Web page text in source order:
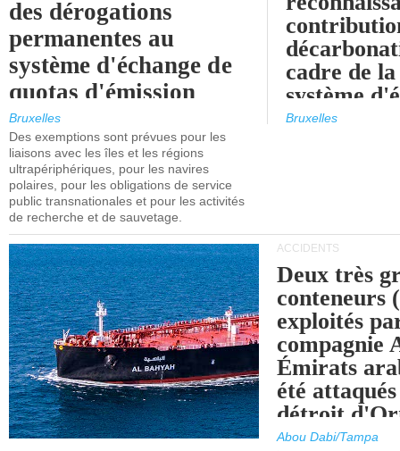
des dérogations
permanentes au
système d'échange de
quotas d'émission
maritimes de l'UE
après 2030.
Bruxelles
Des exemptions sont prévues pour les
liaisons avec les îles et les régions
ultrapériphériques, pour les navires
polaires, pour les obligations de service
public transnationales et pour les activités
de recherche et de sauvetage.
cadre de
système
quotas
Bruxelles
ACCIDENTS
Deux très
conteneurs
exploités
compagnie
Émirats
été
détroit
Abou Dabi/Tampa